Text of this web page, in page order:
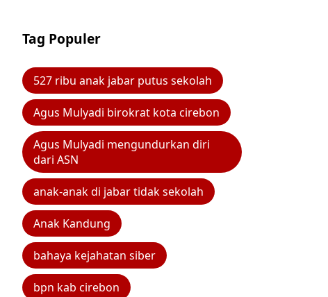
Tag Populer
527 ribu anak jabar putus sekolah
Agus Mulyadi birokrat kota cirebon
Agus Mulyadi mengundurkan diri
dari ASN
anak-anak di jabar tidak sekolah
Anak Kandung
bahaya kejahatan siber
bpn kab cirebon